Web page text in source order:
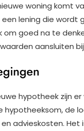
woning komt
een lening die
om goed na te
aansluiten
hypotheek zijn
hypotheeksom, de
advieskosten.